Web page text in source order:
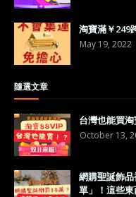
淘寶滿￥249
May 19, 2022
隨選文章
台灣也能買
October 13,
網購聖誕飾
單」！這些